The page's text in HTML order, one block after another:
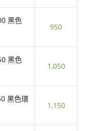
黑色
950
黑色
1,050
黑色環
1,150